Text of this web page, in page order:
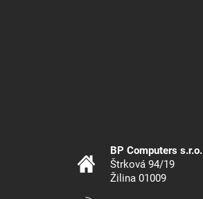
BP Computers s.r.o.
Štrková 94/19
Žilina 01009